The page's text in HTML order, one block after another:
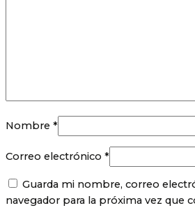
Nombre *
Correo electrónico *
Guarda mi nombre, correo
navegador para la próxima vez que